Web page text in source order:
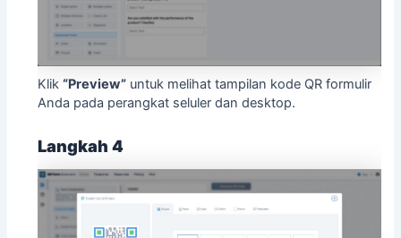
Klik“Preview” untuk melihat tampilan kode QR formulir
Anda pada perangkat seluler dan desktop.
Langkah 4